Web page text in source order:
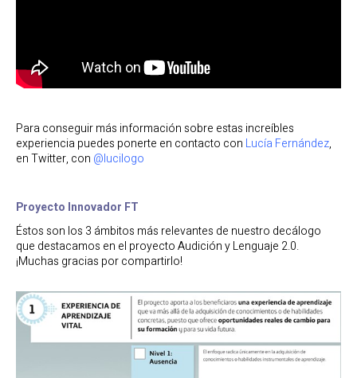
Para conseguir más información sobre estas increíbles
experiencia puedes ponerte en contacto con Lucía Fernández,
en Twitter, con @lucilogo
Proyecto Innovador FT
Éstos son los 3 ámbitos más relevantes de nuestro decálogo
que destacamos en el proyecto Audición y Lenguaje 2.0.
¡Muchas gracias por compartirlo!